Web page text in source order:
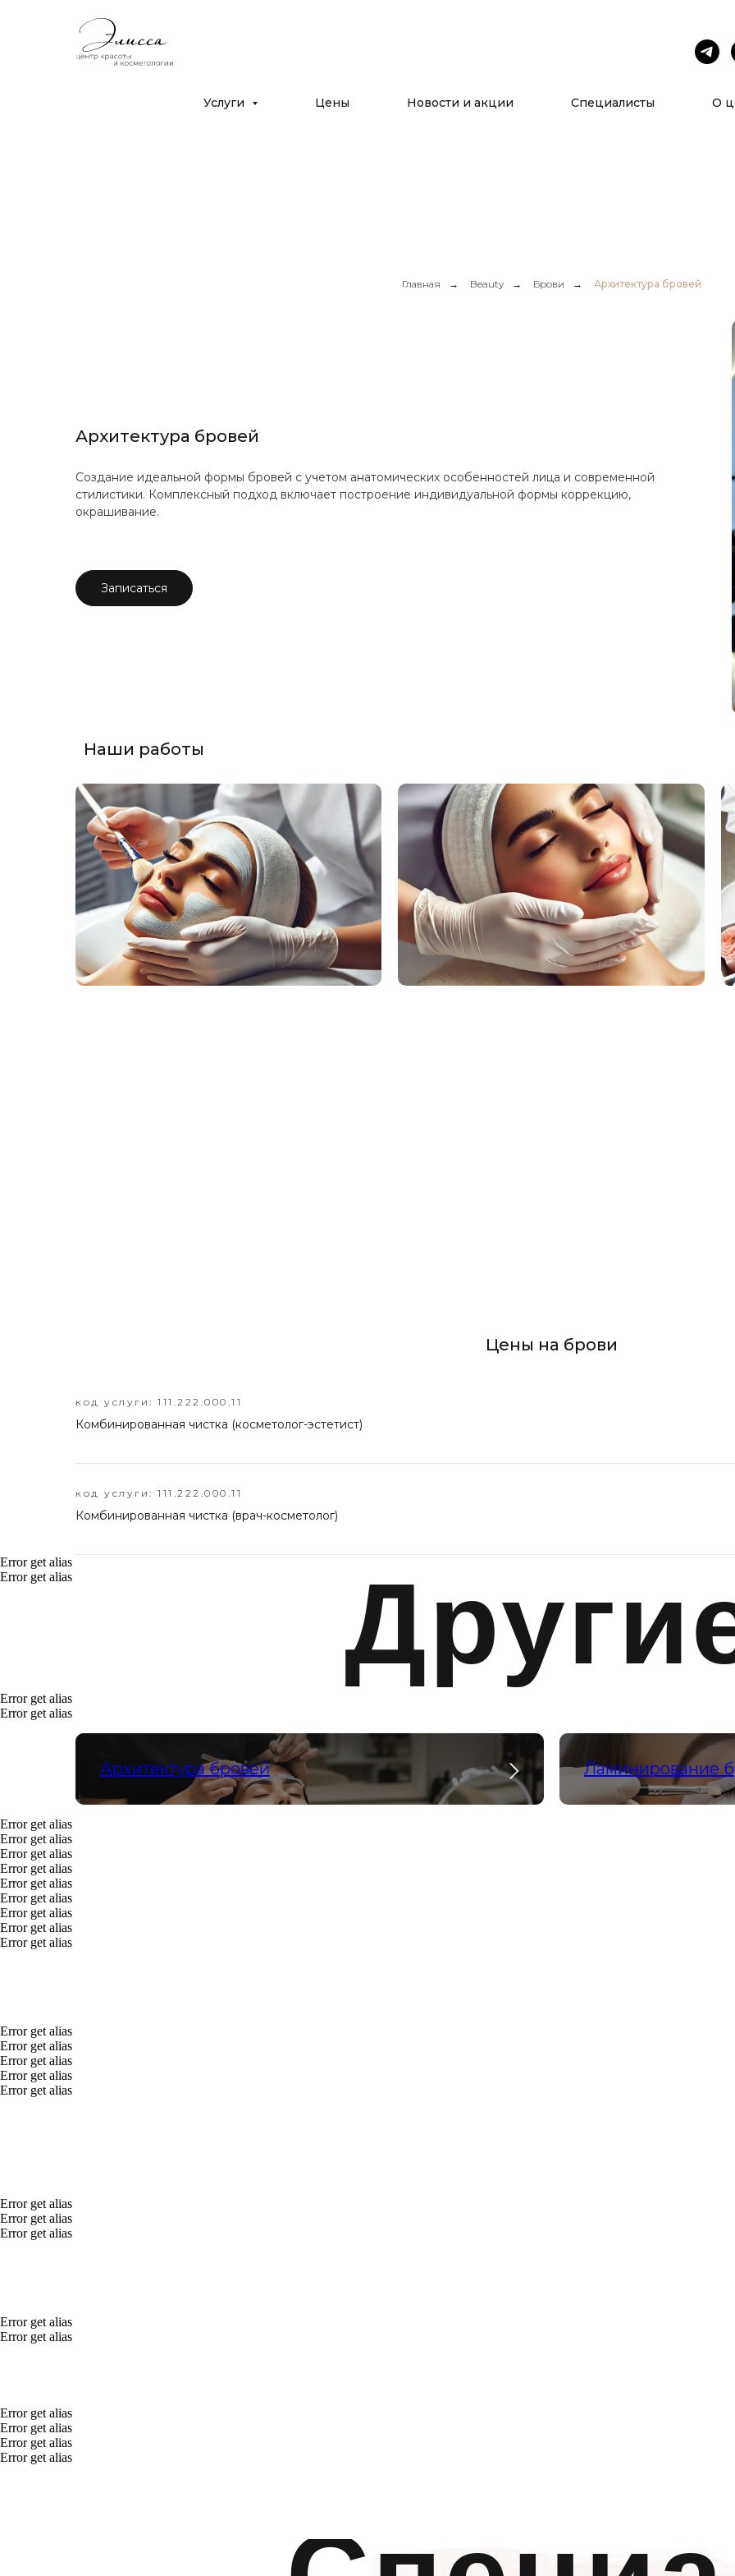
Услуги Цены Новости и акции Специалисты О
Главная → Beauty → Брови → Архитектура бровей
Архитектура бровей
Создание идеальной формы бровей с учетом анатомических особенностей лица и современной
стилистики. Комплексный подход включает построение индивидуальной формы коррекцию,
окрашивание.
Записаться
Наши работы
Цены на брови
код услуги: 111.222.000.11
Комбинированная чистка (косметолог-эстетист)
код услуги: 111.222.000.11
Комбинированная чистка (врач-косметолог)
Error get alias
Error get alias
Error get alias
Error get alias
Архитектура бровей Ламинирование
Error get alias
Error get alias
Error get alias
Error get alias
Error get alias
Error get alias
Error get alias
Error get alias
Error get alias
Error get alias
Error get alias
Error get alias
Error get alias
Error get alias
Error get alias
Error get alias
Error get alias
Error get alias
Error get alias
Error get alias
Error get alias
Error get alias
Error get alias